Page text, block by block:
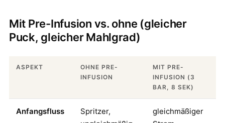
Mit Pre-Infusion vs. ohne (gleicher
Puck, gleicher Mahlgrad)
ASPEKT
OHNE PRE-
INFUSION
MIT PRE-
INFUSION (3
BAR, 8 SEK)
Anfangsfluss
Spritzer,
gleichmäßiger